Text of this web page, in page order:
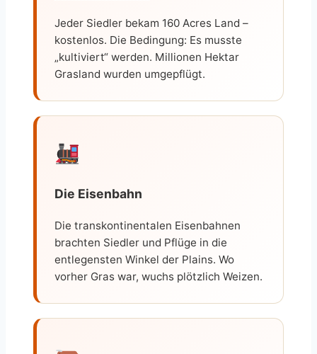
Jeder Siedler bekam 160 Acres Land –
kostenlos. Die Bedingung: Es musste
„kultiviert“ werden. Millionen Hektar
Grasland wurden umgepflügt.
Die Eisenbahn
Die transkontinentalen Eisenbahnen
brachten Siedler und Pflüge in die
entlegensten Winkel der Plains. Wo
vorher Gras war, wuchs plötzlich Weizen.